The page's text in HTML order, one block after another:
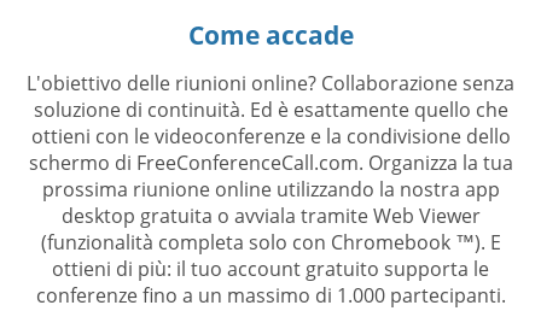
Come accade
L'obiettivo delle riunioni online? Collaborazione senza
soluzione di continuità. Ed è esattamente quello che
ottieni con le videoconferenze e la condivisione dello
schermo di FreeConferenceCall.com. Organizza la tua
prossima riunione online utilizzando la nostra app
desktop gratuita o avviala tramite Web Viewer
(funzionalità completa solo con Chromebook ™). E
ottieni di più: il tuo account gratuito supporta le
conferenze fino a un massimo di 1.000 partecipanti.